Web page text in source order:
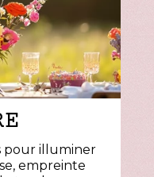
pour illuminer
empreinte